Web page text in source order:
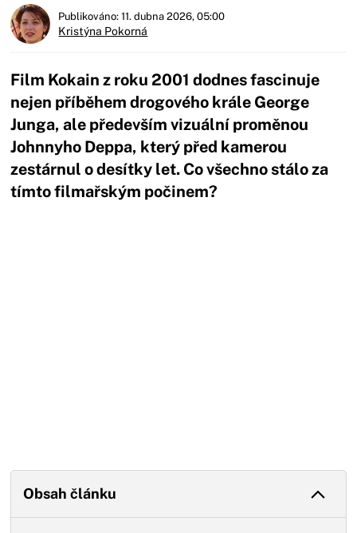
Publikováno: 11. dubna 2026, 05:00
Kristýna Pokorná
Film Kokain z roku 2001 dodnes fascinuje
nejen příběhem drogového krále George
Junga, ale především vizuální proměnou
Johnnyho Deppa, který před kamerou
zestárnul o desítky let. Co všechno stálo za
tímto filmařským počinem?
Obsah článku